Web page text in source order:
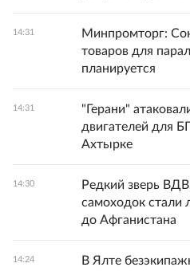
14:31
Минпромторг:
товаров для
планируется
14:31
"Герани"
двигателей для
Ахтырке
14:30
Редкий зверь
самоходок стали
до Афганистана
14:24
В Ялте